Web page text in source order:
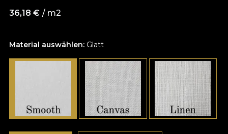
Material auswählen: Glatt
36,18 € / m2